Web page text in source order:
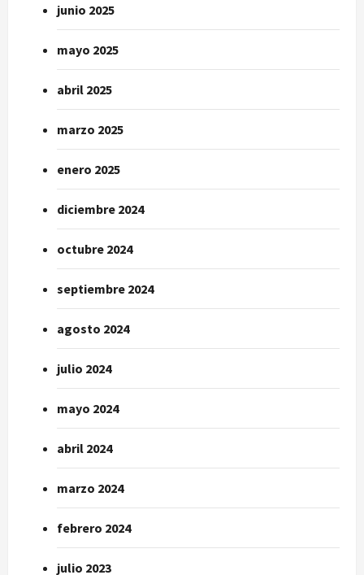
junio 2025
mayo 2025
abril 2025
marzo 2025
enero 2025
diciembre 2024
octubre 2024
septiembre 2024
agosto 2024
julio 2024
mayo 2024
abril 2024
marzo 2024
febrero 2024
julio 2023